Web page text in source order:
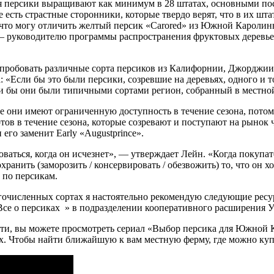
персики выращивают как минимум в 28 штатах, основными
страстные сторонники, которые твердо верят, что в их
могу отличить желтый персик «Carored» из Южной
программы распространения фруктовых
различные сорта персиков из Калифорнии,
бы это были персики, созревшие на деревьях, одного и
бы они были типичными сортами регион, собранный в
они имеют ограниченную доступность в течение сезона,
в течение сезона, которые созревают и поступают на
заменит Early «Augustprince».
когда он исчезнет», — утверждает Лейн. «Когда
(заморозить / консервировать / обезвожить) то, что он
по персикам.
сортах я настоятельно рекомендую следующие
о персиках » в подразделении кооперативного расширения
вы можете просмотреть сериал «Выбор персика для
Чтобы найти ближайшую к вам местную ферму, где можно